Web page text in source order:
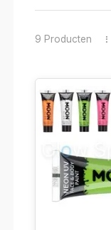
9 Producten